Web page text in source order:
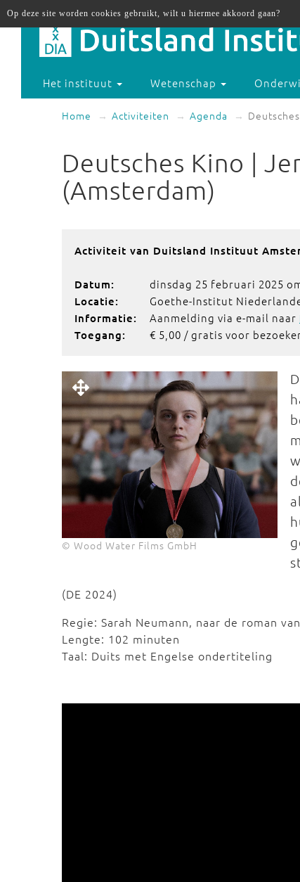
Het instituut Wetenschap
Home Activiteiten Agenda
Deutsches Kino |
(Amsterdam)
Activiteit van Duitsland Instituut
Datum: dinsdag 25 februari 2025
Locatie: Goethe-Institut
Informatie: Aanmelding via e-mail naar
Toegang: € 5,00 / gratis voor
© Wood Water Films GmbH
(DE 2024)
Regie: Sarah Neumann, naar de roman
Lengte: 102 minuten
Taal: Duits met Engelse ondertiteling
Op deze site worden cookies gebruikt, wilt u hiermee akkoord gaan?